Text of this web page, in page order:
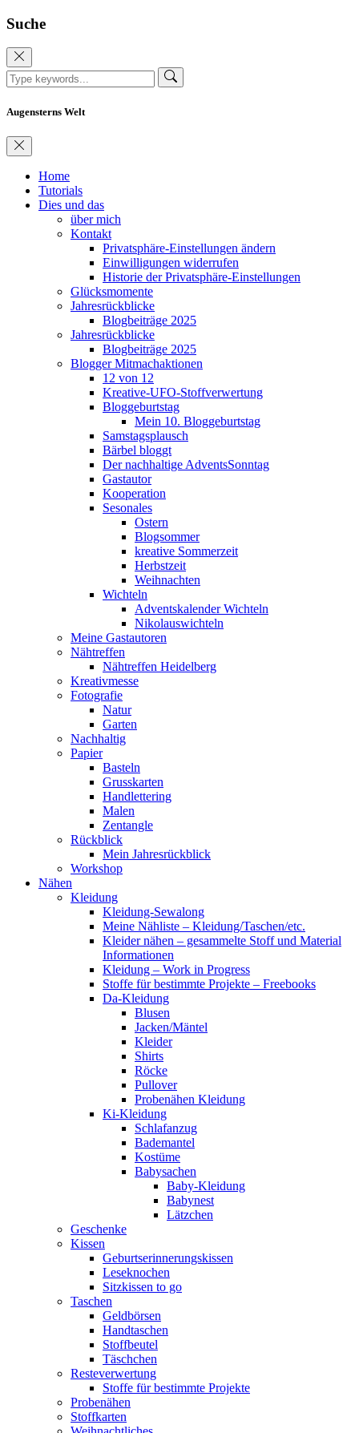
Suche
Augensterns Welt
Home
Tutorials
Dies und das
über mich
Kontakt
Privatsphäre-Einstellungen ändern
Einwilligungen widerrufen
Historie der Privatsphäre-Einstellungen
Glücksmomente
Jahresrückblicke
Blogbeiträge 2025
Jahresrückblicke
Blogbeiträge 2025
Blogger Mitmachaktionen
12 von 12
Kreative-UFO-Stoffverwertung
Bloggeburtstag
Mein 10. Bloggeburtstag
Samstagsplausch
Bärbel bloggt
Der nachhaltige AdventsSonntag
Gastautor
Kooperation
Sesonales
Ostern
Blogsommer
kreative Sommerzeit
Herbstzeit
Weihnachten
Wichteln
Adventskalender Wichteln
Nikolauswichteln
Meine Gastautoren
Nähtreffen
Nähtreffen Heidelberg
Kreativmesse
Fotografie
Natur
Garten
Nachhaltig
Papier
Basteln
Grusskarten
Handlettering
Malen
Zentangle
Rückblick
Mein Jahresrückblick
Workshop
Nähen
Kleidung
Kleidung-Sewalong
Meine Nähliste – Kleidung/Taschen/etc.
Kleider nähen – gesammelte Stoff und Material
Informationen
Kleidung – Work in Progress
Stoffe für bestimmte Projekte – Freebooks
Da-Kleidung
Blusen
Jacken/Mäntel
Kleider
Shirts
Röcke
Pullover
Probenähen Kleidung
Ki-Kleidung
Schlafanzug
Bademantel
Kostüme
Babysachen
Baby-Kleidung
Babynest
Lätzchen
Geschenke
Kissen
Geburtserinnerungskissen
Leseknochen
Sitzkissen to go
Taschen
Geldbörsen
Handtaschen
Stoffbeutel
Täschchen
Resteverwertung
Stoffe für bestimmte Projekte
Probenähen
Stoffkarten